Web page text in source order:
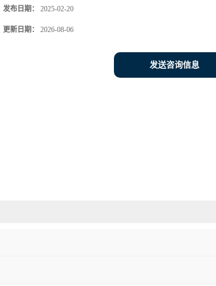
发布日期： 2025-02-20
更新日期： 2026-08-06
发送咨询信息